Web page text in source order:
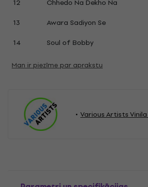
12
Chhedo Na Dekho Na
13
Awara Sadiyon Se
14
Soul of Bobby
Man ir piezīme par aprakstu
Various Artists